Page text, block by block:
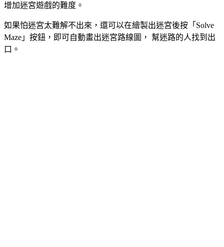
增加迷宮遊戲的難度。
如果怕迷宮太難解不出來，還可以在繪製出迷宮後按「Solve
Maze」按鈕，即可自動畫出迷宮路線圖， 幫迷路的人找到出
口。